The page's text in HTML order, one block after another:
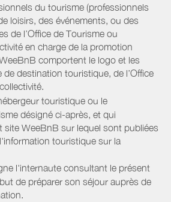
du tourisme (professionnels
loisirs, des événements, ou des
de l’Office de Tourisme ou
en charge de la promotion
comportent le logo et les
destination touristique, de l’Office
touristique ou le
désigné ci-après, et qui
site WeeBnB sur lequel sont publiées
touristique sur la
l'internaute consultant le présent
de préparer son séjour auprès de